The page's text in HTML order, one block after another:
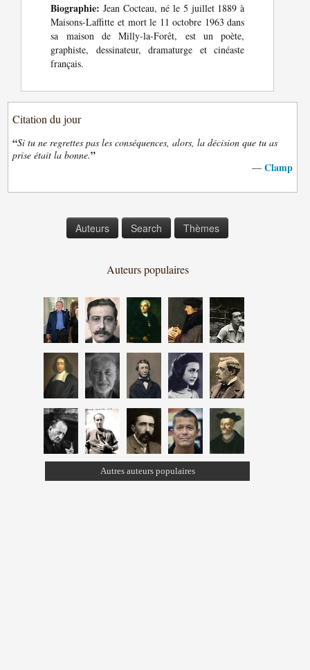
Biographie: Jean Cocteau, né le 5 juillet 1889 à
Maisons-Laffitte et mort le 11 octobre 1963 dans
sa maison de Milly-la-Forêt, est un poète,
graphiste, dessinateur, dramaturge et cinéaste
français.
Citation du jour
“Si tu ne regrettes pas les conséquences, alors, la décision que tu as
prise était la bonne.”
— Clamp
Auteurs Search Thèmes
Auteurs populaires
Autres auteurs populaires